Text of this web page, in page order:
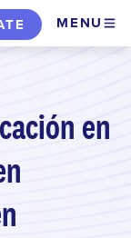
MENU
en